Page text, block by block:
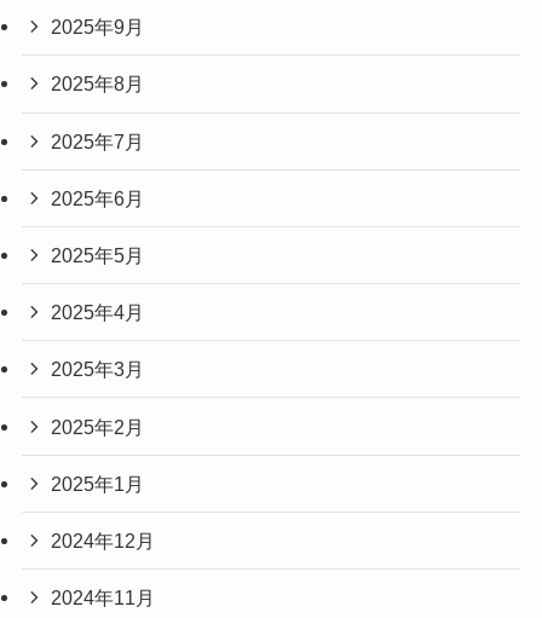
2025年9月
2025年8月
2025年7月
2025年6月
2025年5月
2025年4月
2025年3月
2025年2月
2025年1月
2024年12月
2024年11月